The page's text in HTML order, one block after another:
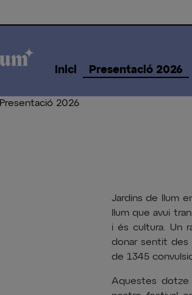
Inici Presentació 2026
Presentació 2026
Jardins de llum
llum que avui
i és cultura. Un
donar sentit des
de 1345
Aquestes dotze